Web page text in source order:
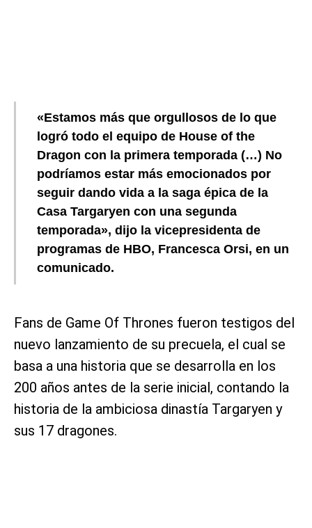
«Estamos más que orgullosos de lo que
logró todo el equipo de House of the
Dragon con la primera temporada (…) No
podríamos estar más emocionados por
seguir dando vida a la saga épica de la
Casa Targaryen con una segunda
temporada», dijo la vicepresidenta de
programas de HBO, Francesca Orsi, en un
comunicado.
Fans de Game Of Thrones fueron testigos del
nuevo lanzamiento de su precuela, el cual se
basa a una historia que se desarrolla en los
200 años antes de la serie inicial, contando la
historia de la ambiciosa dinastía Targaryen y
sus 17 dragones.